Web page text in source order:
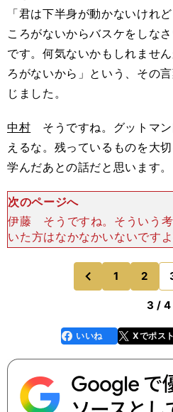
「君は下半身が動かないけれ
ころがないからバスケをしな
です。何気ないかもしれませ
ろがないから」という、その
じました。
中村 そうですね。グットマ
えるな。残っているものを大
学んだあとの話だと思います。
次のページへ
伊藤 そうですね。そういう
いた方はなかなかいないです
して尽力されているのは、そ
たというのも大きいですよ
らいになっ
前
のページへ
1 2のページへ
3 / 4
faceboo
k
いいね Xでポス